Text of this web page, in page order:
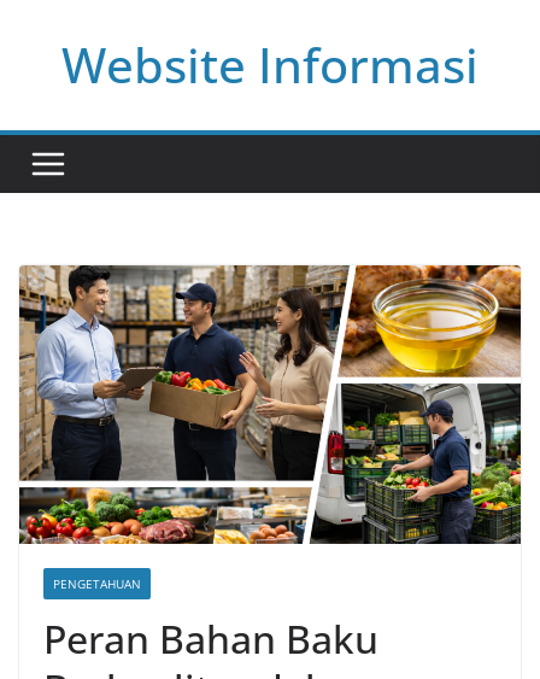
contentWebsite Informasi
PENGETAHUAN
Peran Bahan Baku